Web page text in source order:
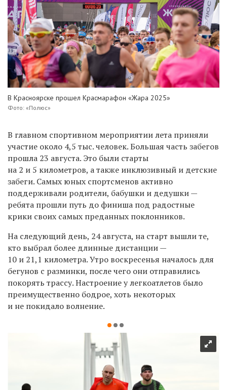
В Красноярске прошел Красмарафон «Жара 2025»
Фото: «Полюс»
В главном спортивном мероприятии лета приняли
участие около 4,5 тыс. человек. Большая часть забегов
прошла 23 августа. Это были старты
на 2 и 5 километров, а также инклюзивный и детские
забеги. Самых юных спортсменов активно
поддерживали родители, бабушки и дедушки —
ребята прошли путь до финиша под радостные
крики своих самых преданных поклонников.
На следующий день, 24 августа, на старт вышли те,
кто выбрал более длинные дистанции —
10 и 21,1 километра. Утро воскресенья началось для
бегунов с разминки, после чего они отправились
покорять трассу. Настроение у легкоатлетов было
преимущественно бодрое, хоть некоторых
и не покидало волнение.